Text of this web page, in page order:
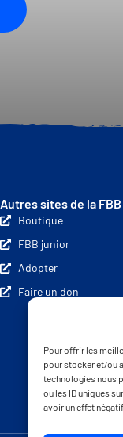
Pour offrir les
pour stocker et/ou
technologies nous
ou les ID uniques
avoir un effet
Autres sites de la FBB
Boutique
FBB junior
Adopter
Faire un don